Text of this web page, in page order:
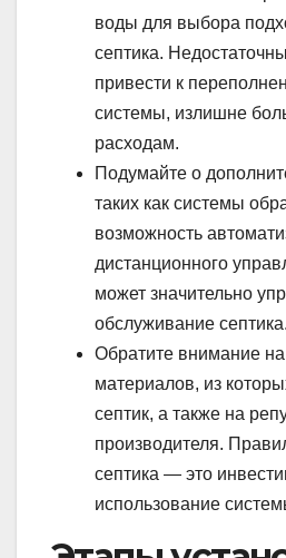
воды для выбора
септика.
привести к
системы, излишне
расходам.
Подумайте о
таких как системы
возможность
дистанционного
может значительно
обслуживание септика.
Обратите внимание на
материалов, из
септик, а также на
производителя.
септика — это
использование